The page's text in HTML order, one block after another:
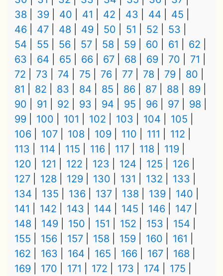
38
39 40 41 42 43 44
45
46
47 48 49 50 51 52
53
54
55 56 57 58 59 60 61
62
63
64 65 66 67 68 69 70
71
72
73 74 75 76 77 78 79
80
81
82 83 84 85 86 87 88
89
90
91 92 93 94 95 96 97
98
99
100 101 102 103 104
105
106
107 108 109 110 111
112
113
114 115 116 117 118
119
120
121 122 123 124 125
126
127
128 129 130 131 132
133
134
135 136 137 138 139
140
141
142 143 144 145 146
147
148
149 150 151 152 153
154
155
156 157 158 159 160
161
162
163 164 165 166 167
168
169
170 171 172 173 174
175